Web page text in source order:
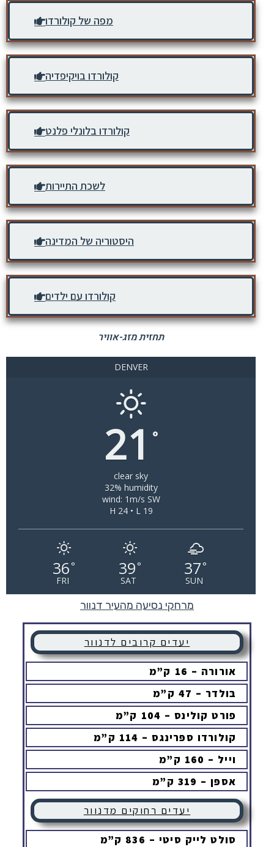
מפה של קולורדו
קולורדו בויקיפדיה
קולורדו בלונלי פלנט
לשכת התיירות
היסטוריה של המדינה
קולורדו עם ילדים
תחזית מזג-אוויר
DENVER
21 °
clear sky
32% humidity
wind: 1m/s SW
H 24 • L 19
36°
FRI
39°
SAT
37°
SUN
מרחקי נסיעה מהעיר דנוור
יעדים קרובים לדנוור
אורורה – 16 ק”מ
בּולדר – 47 ק”מ
פורט קולינס – 104 ק”מ
קולורדו ספּרינגס – 114 ק”מ
וייל – 160 ק”מ
אספּן – 319 ק”מ
יעדים רחוקים מדנוור
סולט לייק סיטי – 836 ק”מ